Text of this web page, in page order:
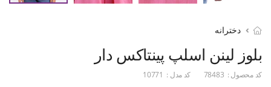
دخترانه
بلوز لینن اسلپ پینتاکس دار
کد محصول : 78483 کد مدل : 10771